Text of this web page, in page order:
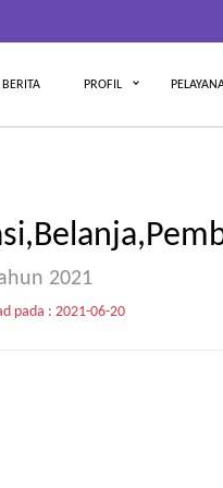
BERITA PROFIL
2021
pada : 2021-06-20